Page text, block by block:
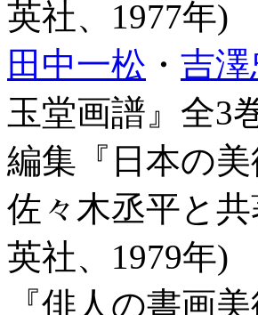
英社、1977年)
田中一松 ・ 吉澤
玉堂画譜』全3
編集『日本の
佐々木丞平と
英社、1979年)
『俳人の書画